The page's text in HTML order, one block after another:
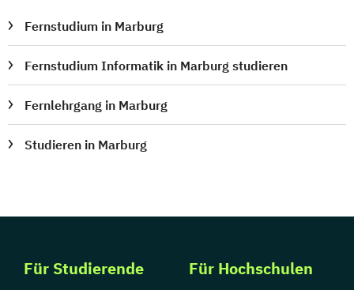
Fernstudium in Marburg
Fernstudium Informatik in Marburg studieren
Fernlehrgang in Marburg
Studieren in Marburg
Für Studierende Für Hochschulen